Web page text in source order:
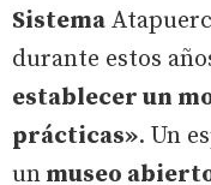
Sistema
durante estos
establecer un
prácticas». Un
un museo